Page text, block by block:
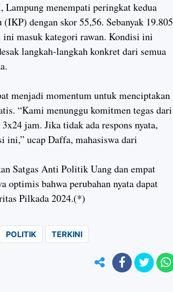
Lampung menempati peringkat kedua
dengan skor 55,56. Sebanyak 19.805
masuk kategori rawan. Kondisi ini
langkah-langkah konkret dari semua
menjadi momentum untuk menciptakan
“Kami menunggu komitmen tegas dari
jam. Jika tidak ada respons nyata,
ini,” ucap Daffa, mahasiswa dari
Satgas Anti Politik Uang dan empat
optimis bahwa perubahan nyata dapat
Pilkada 2024.(*)
POLITIK TERKINI